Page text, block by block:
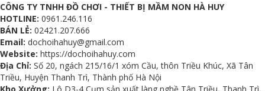
CÔNG TY TNHH ĐỒ CHƠI - THIẾT BỊ MẦM NON HÀ HUY
HOTLINE: 0961.246.116
BÁN LẺ: 02421.207.666
Email: dochoihahuy@gmail.com
Website: https://dochoihahuy.com
Địa Chỉ: Số 20, ngách 215/16/1 xóm Cầu, thôn Triều Khúc, Xã Tân
Triều, Huyện Thanh Trì, Thành phố Hà Nội